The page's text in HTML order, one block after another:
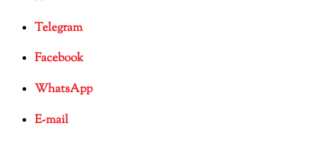
Telegram
Facebook
WhatsApp
E-mail